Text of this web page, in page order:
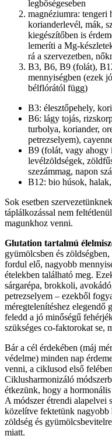
legbőségeseben
magnéziumra: tengeri
korianderlevél, mák,
kiegészítőben is
lemeríti a Mg-
rá a szervezetben,
B3, B6, B9 (folát),
mennyiségben (ezek
bélflórától függ)
B3: élesztőpehely,
B6: lágy tojás,
turbolya, koriander,
petrezselyem),
B9 (folát, vagy ahogy
levélzöldségek,
szezámmag, napon
B12: bio húsok,
Sok esetben
táplálkozással nem
magunkhoz venni.
Glutation tartalmú
gyümölcsben és
fordul elő, nagyobb
ételekben található meg.
sárgarépa, brokkoli,
petrezselyem – ezekből
méregtelenítéshez elegendő
feledd a jó minőségű
szükséges co-faktorokat se,
Bár a cél érdekében (máj
védelme) minden nap
venni, a ciklusod első
Ciklusharmonizáló
étkezünk, hogy a
A módszer étrendi alapelvei
közelítve fektetünk nagyobb
zöldség és
miatt.